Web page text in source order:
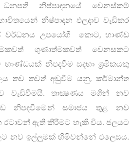
නිෂ්පාදනයේ වෙනස්කම්
නිෂ්පාදන ඵලදාව වැඩිකර
වර්ධනය උපයෝගී කොට, භාණ්ඩ
ගුණාත්මකවත් වෙනසකට
නිපදවීම සඳහා ශ‍්‍රමිකයකු
තව තවත් අඩුවීම යනු, කර්මාන්ත
වැඩිවීමයි. තාක්‍ෂණය මගින් නව
නිපදවීමෙන් සමාජය තුළ නව
ඇති කිරීමට හැකි විය. ජලයට
නව ඉල්ලූමක් හිමිවන්නේ එලෙසය.